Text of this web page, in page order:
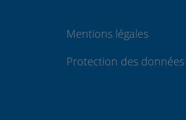
Mentions légales
Protection des données